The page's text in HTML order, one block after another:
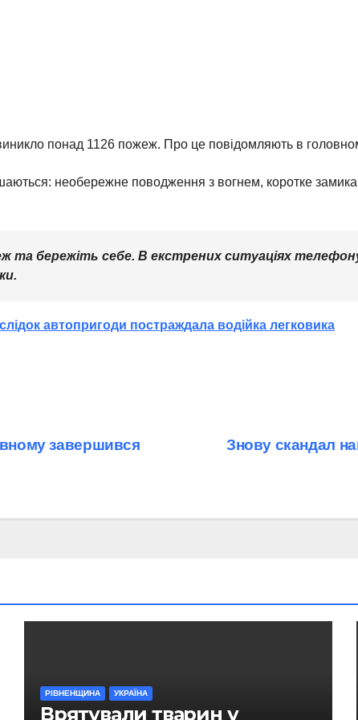
виникло понад 1126 пожеж. Про це повідомляють в
необережне поводження з вогнем, коротке
та бережіть себе. В екстрених ситуаціях
автопригоди постраждала водійка легковика
Знову скандал
завершився
РІВНЕНЩИНА УКРАЇНА
Врятували тварин у